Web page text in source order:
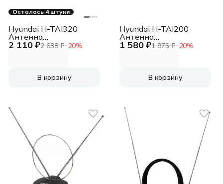
Осталось 4 штуки
2 110 ₽2 638 ₽−20%
Hyundai H-TAI320
Антенна
телевизионная 30дБ
В корзину
1 580 ₽1 975 ₽−20%
Hyundai H-TAI200
Антенна
телевизионная 15дБ
В корзину